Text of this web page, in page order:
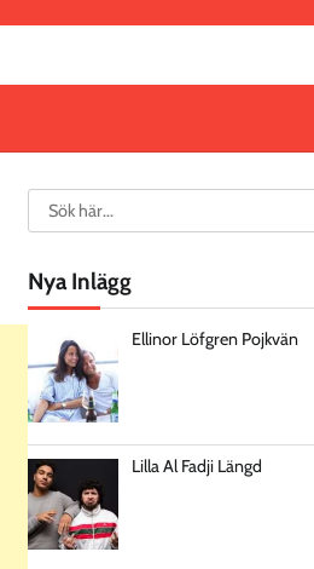
Search
Nya Inlägg
Ellinor Löfgren Pojkvän
Lilla Al Fadji Längd